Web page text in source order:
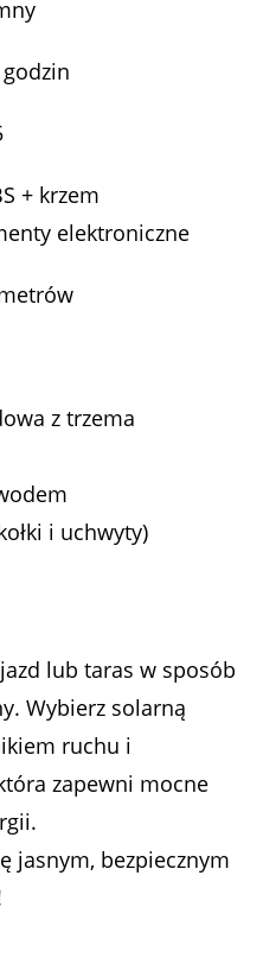
+ krzem
elektroniczne
z trzema
i uchwyty)
lub taras w sposób
Wybierz solarną
ruchu i
zapewni mocne
jasnym, bezpiecznym